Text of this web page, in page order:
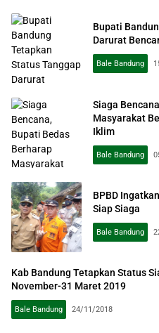
Bupati
Darurat
Bale Bandung
Siaga
Masyarakat
Iklim
Bale Bandung
BPBD
Siap Siaga
Bale Bandung
Kab Bandung Tetapkan Status
November-31 Maret 2019
Bale Bandung 24/11/2018